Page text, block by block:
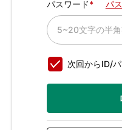
パスワード パ
次回からID/